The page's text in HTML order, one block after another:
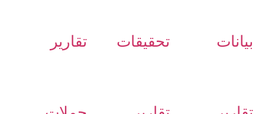
بيانات تحقيقات تقارير